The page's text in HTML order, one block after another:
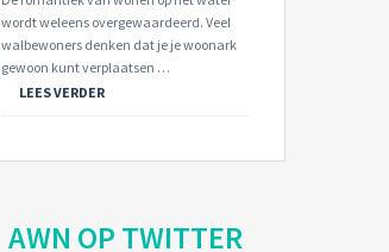
wordt weleens overgewaardeerd. Veel
walbewoners denken dat je je woonark
gewoon kunt verplaatsen …
LEES VERDER
AWN OP TWITTER